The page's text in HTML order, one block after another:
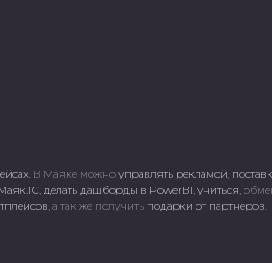
В Маяке можно управлять рекламой,
, делать дашборды в PowerBI, учиться,
, а так же получить подарки от партнеров.